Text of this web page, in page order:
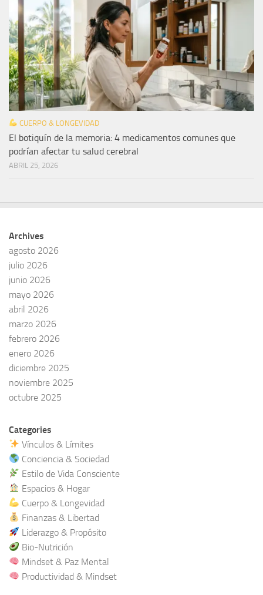
CUERPO & LONGEVIDAD
El botiquín de la memoria: 4 medicamentos comunes que
podrían afectar tu salud cerebral
ABRIL 25, 2026
Archives
agosto 2026
julio 2026
junio 2026
mayo 2026
abril 2026
marzo 2026
febrero 2026
enero 2026
diciembre 2025
noviembre 2025
octubre 2025
Categories
Vínculos & Límites
Conciencia & Sociedad
Estilo de Vida Consciente
Espacios & Hogar
Cuerpo & Longevidad
Finanzas & Libertad
Liderazgo & Propósito
Bio-Nutrición
Mindset & Paz Mental
Productividad & Mindset